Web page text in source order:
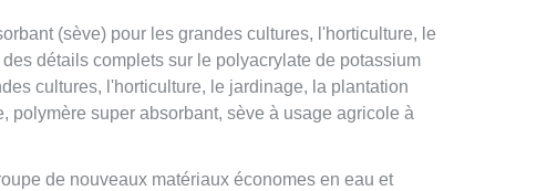
(sève) pour les grandes cultures, l'horticulture, le
détails complets sur le polyacrylate de potassium
cultures, l'horticulture, le jardinage, la plantation
polymère super absorbant, sève à usage agricole à
de nouveaux matériaux économes en eau et